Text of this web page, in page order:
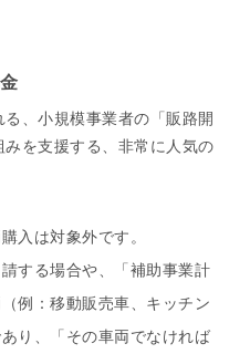
、小規模事業者の「販路開
を支援する、非常に人気の
入は対象外です。
する場合や、「補助事業計
例：移動販売車、キッチン
り、「その車両でなければ